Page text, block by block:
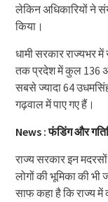
लेकिन अधिकारियों ने
किया।
धामी सरकार राज्यभर
तक प्रदेश में कुल 136
सबसे ज्यादा 64
गढ़वाल में पाए गए हैं।
News : फंडिंग और
राज्य सरकार इन
लोगों की भूमिका की भी
साफ कहा है कि राज्य में